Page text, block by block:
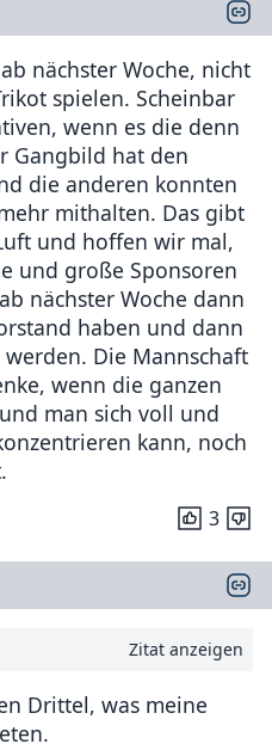
nächster Woche, nicht
spielen. Scheinbar
wenn es die denn
Gangbild hat den
die anderen konnten
mithalten. Das gibt
und hoffen wir mal,
und große Sponsoren
nächster Woche dann
haben und dann
Die Mannschaft
wenn die ganzen
man sich voll und
kann, noch
3
Zitat anzeigen
Drittel, was meine